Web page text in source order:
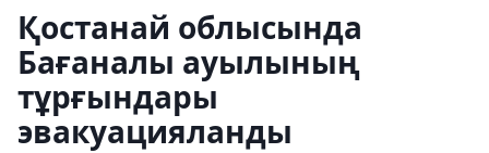
Қостанай облысында
Бағаналы ауылының
тұрғындары
эвакуацияланды